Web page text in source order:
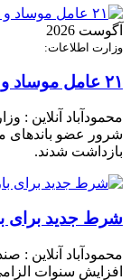
آگوست 2026
وزارت اطلاعات:
۲۱ عامل موساد و ۴ عضو باند‌های مسلح بازداشت شدند
شرور عضو باند‌های
بازداشت شدند.
شرط جدید برای
محمودآباد آنلاین
افزایش سنوات